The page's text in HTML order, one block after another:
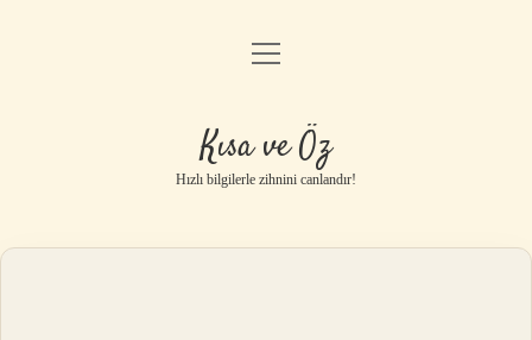
Anasayfa
Gizlilik Politikası
Yasal Uyarı
menüyü
Kısa ve Öz
Hızlı bilgilerle zihnini canlandır!